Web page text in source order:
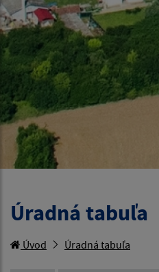
Úradná tabuľa
Úvod Úradná tabuľa